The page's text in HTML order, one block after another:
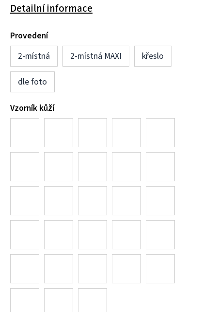
Detailní informace
Provedení
2-místná
2-místná MAXI křeslo
dle foto
Vzorník kůží